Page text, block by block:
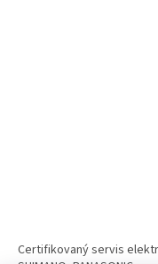
Certifikovaný servis